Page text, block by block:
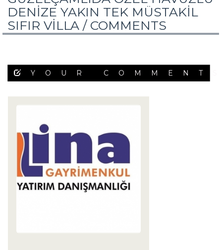
DENİZE YAKIN TEK MÜSTAKİL
SIFIR VİLLA / COMMENTS
YOUR